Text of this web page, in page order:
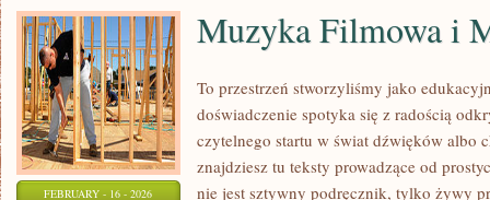
FEBRUARY - 16 - 2026
Muzyka Filmowa i
To przestrzeń stworzyliśmy jako
doświadczenie spotyka się z radością
czytelnego startu w świat dźwięków albo
znajdziesz tu teksty prowadzące od
nie jest sztywny podręcznik, tylko żywy